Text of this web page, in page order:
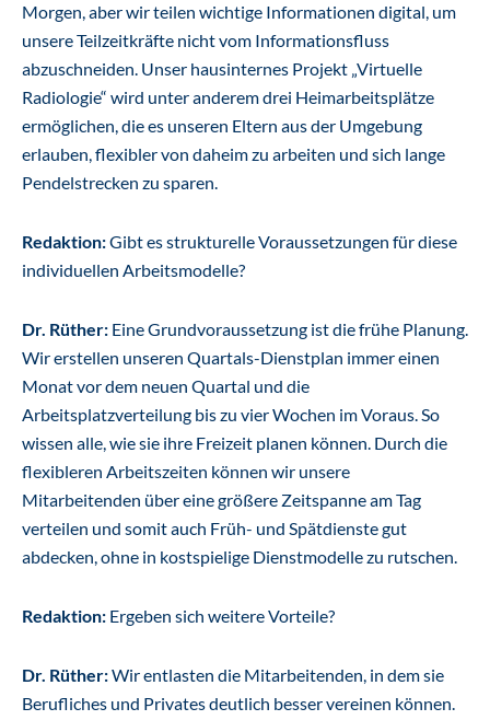
Morgen, aber wir teilen wichtige Informationen digital, um
unsere Teilzeitkräfte nicht vom Informationsfluss
abzuschneiden. Unser hausinternes Projekt „Virtuelle
Radiologie“ wird unter anderem drei Heimarbeitsplätze
ermöglichen, die es unseren Eltern aus der Umgebung
erlauben, flexibler von daheim zu arbeiten und sich lange
Pendelstrecken zu sparen.
Redaktion:Gibt es strukturelle Voraussetzungen für diese
individuellen Arbeitsmodelle?
Dr. Rüther: Eine Grundvoraussetzung ist die frühe Planung.
Wir erstellen unseren Quartals-Dienstplan immer einen
Monat vor dem neuen Quartal und die
Arbeitsplatzverteilung bis zu vier Wochen im Voraus. So
wissen alle, wie sie ihre Freizeit planen können. Durch die
flexibleren Arbeitszeiten können wir unsere
Mitarbeitenden über eine größere Zeitspanne am Tag
verteilen und somit auch Früh- und Spätdienste gut
abdecken, ohne in kostspielige Dienstmodelle zu rutschen.
Redaktion: Ergeben sich weitere Vorteile?
Dr. Rüther:Wir entlasten die Mitarbeitenden, in dem sie
Berufliches und Privates deutlich besser vereinen können.